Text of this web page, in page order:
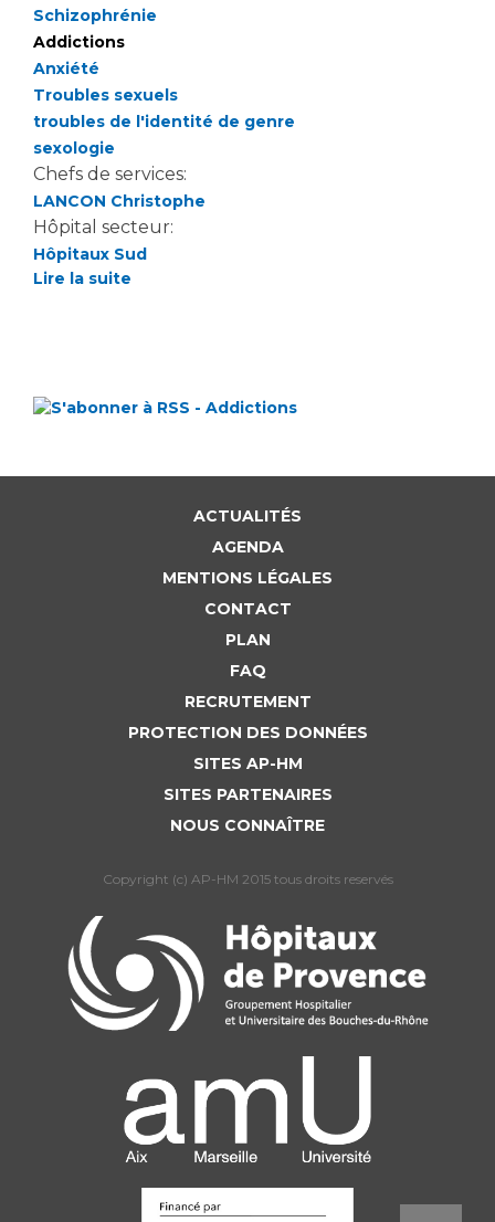
Schizophrénie
Addictions
Anxiété
Troubles sexuels
troubles de l'identité de genre
sexologie
Chefs de services:
LANCON Christophe
Hôpital secteur:
Hôpitaux Sud
Lire la suite
ACTUALITÉS
AGENDA
MENTIONS LÉGALES
CONTACT
PLAN
FAQ
RECRUTEMENT
PROTECTION DES DONNÉES
SITES AP-HM
SITES PARTENAIRES
NOUS CONNAÎTRE
Copyright (c) AP-HM 2015 tous droits reservés